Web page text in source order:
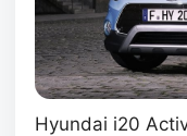
Hyundai i20